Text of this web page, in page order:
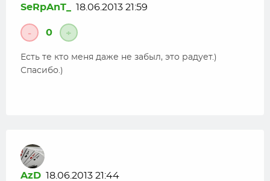
SeRpAnT_ 18.06.2013 21:59
- 0 +
Есть те кто меня даже не забыл, это радует.)
Спасибо.)
AzD 18.06.2013 21:44